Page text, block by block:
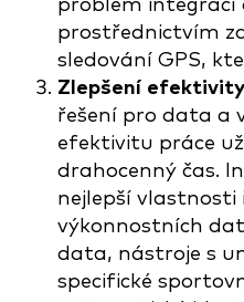
problém integrací
prostřednictvím
sledování GPS,
Zlepšení
řešení pro data a
efektivitu práce
drahocenný čas.
nejlepší vlastnosti
výkonnostních
data, nástroje s
specifické